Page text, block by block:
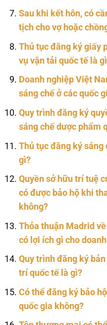
Sau khi kết hôn, có
tịch cho vợ hoặc
Thủ tục đăng ký giấy
vụ vận tải quốc tế là
Doanh nghiệp Việt
sáng chế ở các quốc
Quy trình đăng ký
sáng chế dược phẩm
Thủ tục đăng ký sáng
gì?
Quyền sở hữu trí tuệ
có được bảo hộ khi
không?
Thỏa thuận Madrid
có lợi ích gì cho
Quy trình đăng ký
trí quốc tế là gì?
Có thể đăng ký bảo
quốc gia không?